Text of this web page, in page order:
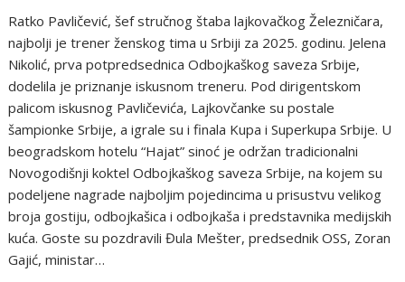
Ratko Pavličević, šef stručnog štaba lajkovačkog Železničara,
najbolji je trener ženskog tima u Srbiji za 2025. godinu. Jelena
Nikolić, prva potpredsednica Odbojkaškog saveza Srbije,
dodelila je priznanje iskusnom treneru. Pod dirigentskom
palicom iskusnog Pavličevića, Lajkovčanke su postale
šampionke Srbije, a igrale su i finala Kupa i Superkupa Srbije. U
beogradskom hotelu “Hajat” sinoć je održan tradicionalni
Novogodišnji koktel Odbojkaškog saveza Srbije, na kojem su
podeljene nagrade najboljim pojedincima u prisustvu velikog
broja gostiju, odbojkašica i odbojkaša i predstavnika medijskih
kuća. Goste su pozdravili Đula Mešter, predsednik OSS, Zoran
Gajić, ministar…